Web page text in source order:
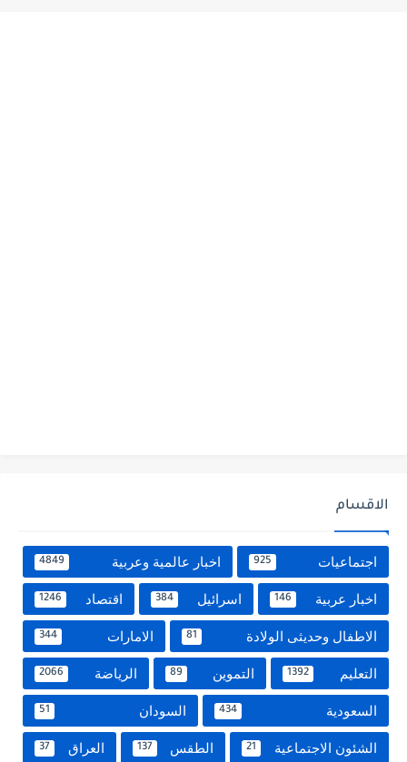
الاقسام
اجتماعيات 925 اخبار عالمية وعربية 4849
اخبار عربية 146 اسرائيل 384 اقتصاد 1246
الاطفال وحديثى الولادة 81 الامارات 344
التعليم 1392 التموين 89 الرياضة 2066
السعودية 434 السودان 51
الشئون الاجتماعية 21 الطقس 137 العراق 37